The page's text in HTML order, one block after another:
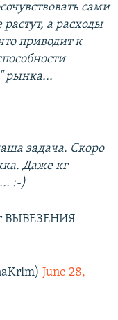
сами
а расходы
приводит к
рынка...
задача. Скоро
Даже кг
:-)
ВЫВЕЗЕНИЯ
June 28,